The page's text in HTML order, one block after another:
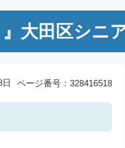
大田区シニ
ページ番号：328416518